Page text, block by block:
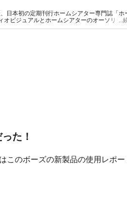
日本初の定期刊行ホームシアター専門誌「ホ
ビジュアルとホームシアターのオーソリテ...
た！
このボーズの新製品の使用レポー